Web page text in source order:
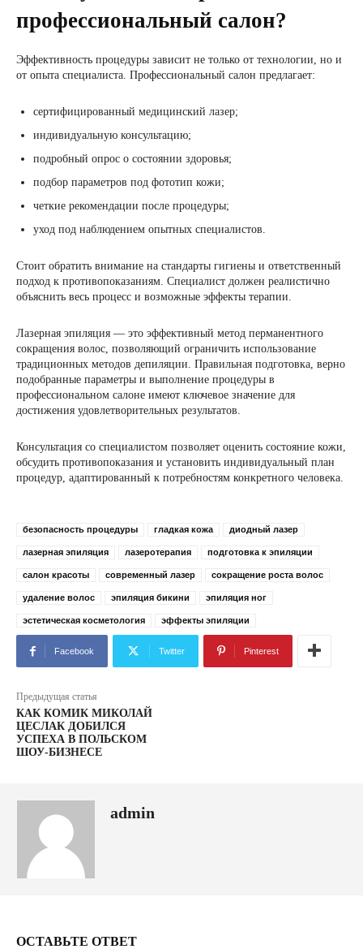
профессиональный салон?
Эффективность процедуры зависит не только от технологии, но и
от опыта специалиста. Профессиональный салон предлагает:
сертифицированный медицинский лазер;
индивидуальную консультацию;
подробный опрос о состоянии здоровья;
подбор параметров под фототип кожи;
четкие рекомендации после процедуры;
уход под наблюдением опытных специалистов.
Стоит обратить внимание на стандарты гигиены и ответственный
подход к противопоказаниям. Специалист должен реалистично
объяснить весь процесс и возможные эффекты терапии.
Лазерная эпиляция — это эффективный метод перманентного
сокращения волос, позволяющий ограничить использование
традиционных методов депиляции. Правильная подготовка, верно
подобранные параметры и выполнение процедуры в
профессиональном салоне имеют ключевое значение для
достижения удовлетворительных результатов.
Консультация со специалистом позволяет оценить состояние кожи,
обсудить противопоказания и установить индивидуальный план
процедур, адаптированный к потребностям конкретного человека.
безопасность процедуры гладкая кожа диодный лазер
лазерная эпиляция лазеротерапия подготовка к эпиляции
салон красоты современный лазер сокращение роста волос
удаление волос эпиляция бикини эпиляция ног
эстетическая косметология эффекты эпиляции
Facebook Twitter Pinterest
Предыдущая статья
КАК КОМИК МИКОЛАЙ
ЦЕСЛАК ДОБИЛСЯ
УСПЕХА В ПОЛЬСКОМ
ШОУ-БИЗНЕСЕ
admin
ОСТАВЬТЕ ОТВЕТ